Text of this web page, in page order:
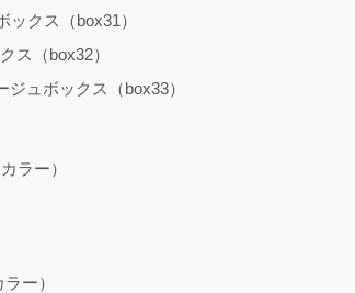
ックス（box31）
ス（box32）
ュボックス（box33）
ラー）
ー）